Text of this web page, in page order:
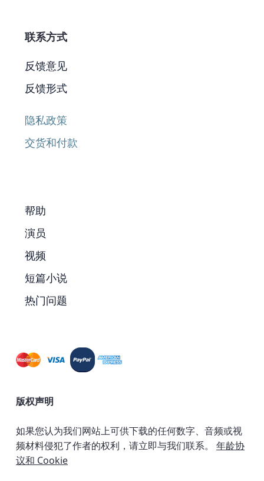
联系方式
反馈意见
反馈形式
隐私政策
交货和付款
帮助
演员
视频
短篇小说
热门问题
版权声明
如果您认为我们网站上可供下载的任何数字、音频或视
频材料侵犯了作者的权利，请立即与我们联系。 年龄协
议和 Cookie